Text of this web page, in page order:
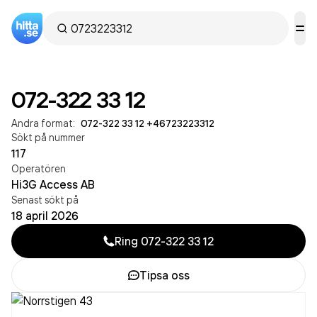
072-322 33 12
Andra format: 072-322 33 12 +46723223312
Sökt på nummer
117
Operatören
Hi3G Access AB
Senast sökt på
18 april 2026
Ring 072-322 33 12
Tipsa oss